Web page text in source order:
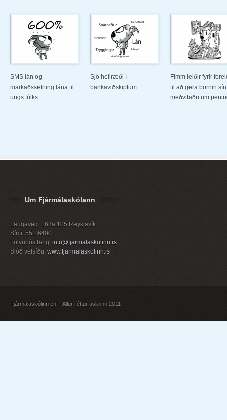
SMS lán og
markaðssetning lána til
ungs fólks
Sjö heilræði í
bankaviðskiptum
Fimm leiðir fyrir
til að gera börnin sín
meðvitaðri um
Um Fjármálaskólann
Laugavegi 163a 105 Reykjavík
Sími: 551 6400
Tölvupóstfang: info@fjarmalaskolinn.is
Slóð vefsíðu: www.fjarmalaskolinn.is
Fjármálaskólinn ehf - Allur réttur áskilinn 2011